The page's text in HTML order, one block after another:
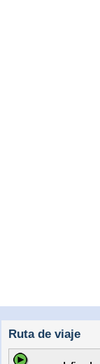
Ruta de viaje